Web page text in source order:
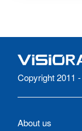
Copyright 2011
About us